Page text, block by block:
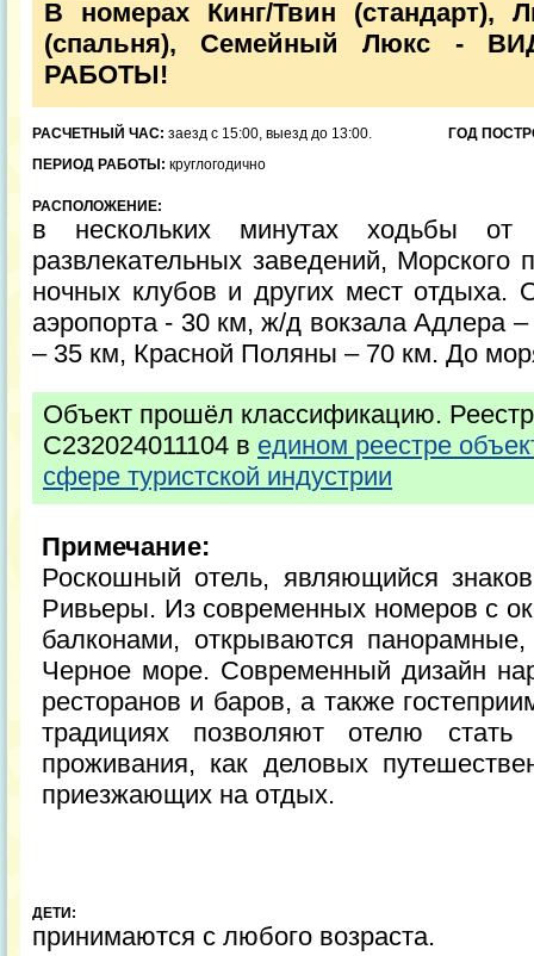
В номерах Кинг/Твин (стандарт),
(спальня), Семейный Люкс -
РАБОТЫ!
РАСЧЕТНЫЙ ЧАС: заезд с 15:00, выезд до 13:00.
ГОД
ПЕРИОД РАБОТЫ: круглогодично
РАСПОЛОЖЕНИЕ:
в нескольких минутах ходьбы от
развлекательных заведений, Морского
ночных клубов и других мест
аэропорта - 30 км, ж/д вокзала Адлера
– 35 км, Красной Поляны – 70 км. До
Объект прошёл классификацию.
С232024011104 в едином реестре
сфере туристской индустрии
Примечание:
Роскошный отель, являющийся
Ривьеры. Из современных номеров с
балконами, открываются
Черное море. Современный дизайн
ресторанов и баров, а также
традициях позволяют отелю
проживания, как деловых
приезжающих на отдых.
ДЕТИ:
принимаются с любого возраста.